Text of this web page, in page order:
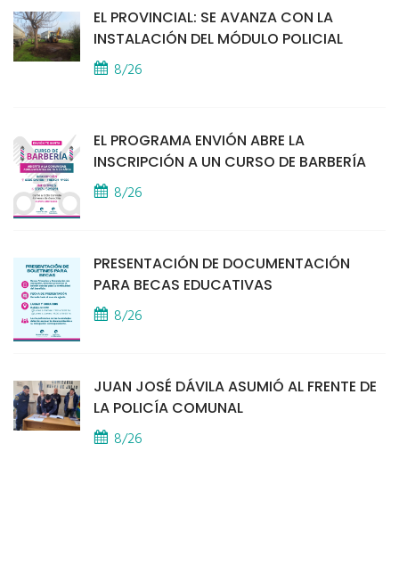
EL PROVINCIAL: SE AVANZA CON LA
INSTALACIÓN DEL MÓDULO POLICIAL
8/26
EL PROGRAMA ENVIÓN ABRE LA
INSCRIPCIÓN A UN CURSO DE BARBERÍA
8/26
PRESENTACIÓN DE DOCUMENTACIÓN
PARA BECAS EDUCATIVAS
8/26
JUAN JOSÉ DÁVILA ASUMIÓ AL FRENTE DE
LA POLICÍA COMUNAL
8/26